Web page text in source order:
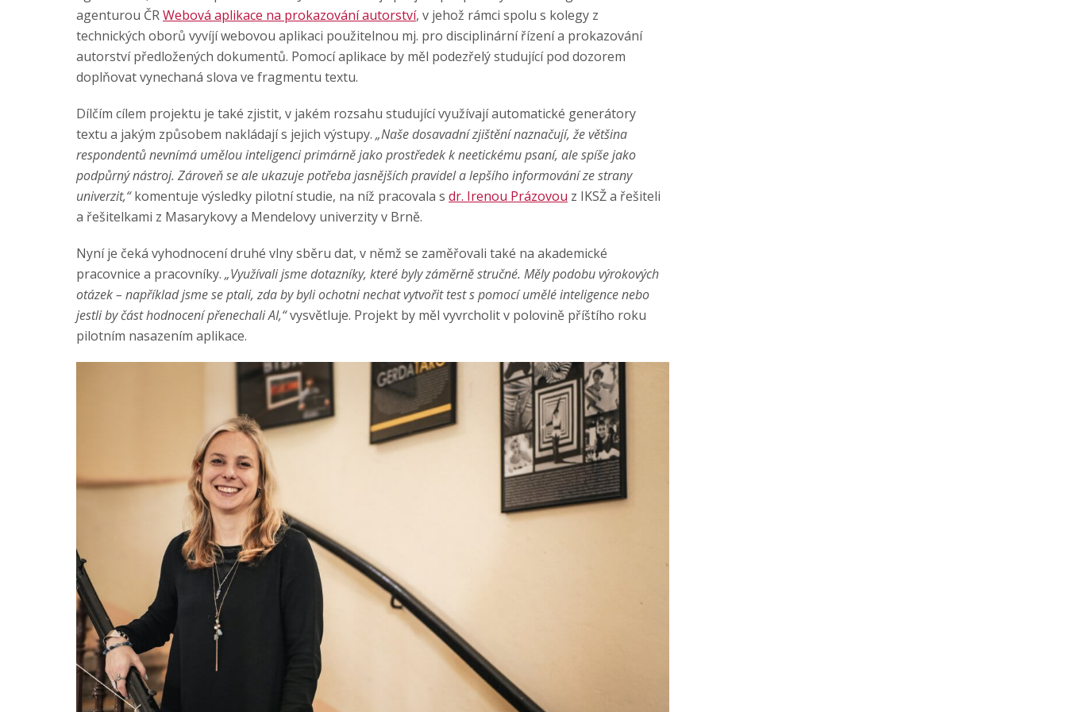
agenturou ČRWebová aplikace na prokazování autorství, v jehož rámci spolu s kolegy z
technických oborů vyvíjí webovou aplikaci použitelnou mj. pro disciplinární řízení a prokazování
autorství předložených dokumentů. Pomocí aplikace by měl podezřelý studující pod dozorem
doplňovat vynechaná slova ve fragmentu textu.
Dílčím cílem projektu je také zjistit, v jakém rozsahu studující využívají automatické generátory
textu a jakým způsobem nakládají s jejich výstupy. „Naše dosavadní zjištění naznačují, že většina
respondentů nevnímá umělou inteligenci primárně jako prostředek k neetickému psaní, ale spíše jako
podpůrný nástroj. Zároveň se ale ukazuje potřeba jasnějších pravidel a lepšího informování ze strany
univerzit,“komentuje výsledky pilotní studie, na níž pracovala s dr. Irenou Prázovou z IKSŽ a řešiteli
a řešitelkami z Masarykovy a Mendelovy univerzity v Brně.
Nyní je čeká vyhodnocení druhé vlny sběru dat, v němž se zaměřovali také na akademické
pracovnice a pracovníky. „Využívali jsme dotazníky, které byly záměrně stručné. Měly podobu výrokových
otázek – například jsme se ptali, zda by byli ochotni nechat vytvořit test s pomocí umělé inteligence nebo
jestli by část hodnocení přenechali AI,“vysvětluje. Projekt by měl vyvrcholit v polovině příštího roku
pilotním nasazením aplikace.